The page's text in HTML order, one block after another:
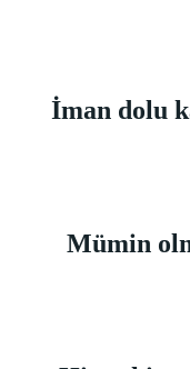
İman dolu
Mümin